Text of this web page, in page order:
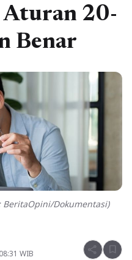
20-
Benar
BeritaOpini/Dokumentasi)
WIB share bookmark